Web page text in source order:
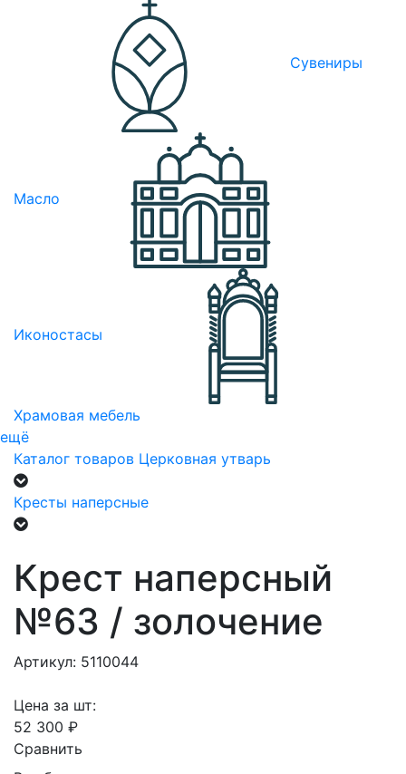
Сувениры
Масло
Иконостасы
Храмовая мебель
ещё
Каталог товаров Церковная утварь
Кресты наперсные
Крест наперсный
№63 / золочение
Артикул: 5110044
Цена за шт:
52 300 ₽
Сравнить